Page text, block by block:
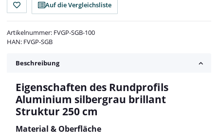
Auf die Vergleichsliste
Artikelnummer: FVGP-SGB-100
HAN: FVGP-SGB
Beschreibung
Eigenschaften des Rundprofils
Aluminium silbergrau brillant
Struktur 250 cm
Material & Oberfläche